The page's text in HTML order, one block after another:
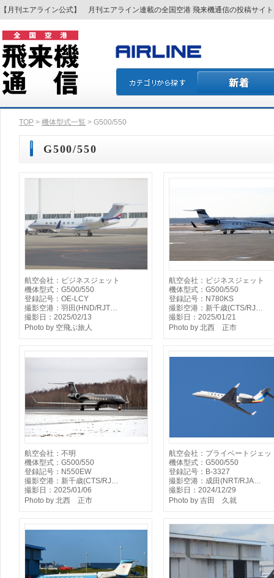
【月刊エアライン公式】 月刊エアライン連載の全国空港 飛来機通信の投稿サイ
TOP > 機体型式一覧 > G500/550
G500/550
航空会社：ビジネスジェット
機体型式：G500/550
登録記号：OE-LCY
撮影空港：羽田(HND/RJT…
撮影日：2025/02/13
Photo by 空飛ぶ旅人
航空会社：ビジネスジェット
機体型式：G500/550
登録記号：N780KS
撮影空港：新千歳(CTS/RJ…
撮影日：2025/01/21
Photo by 北西 正市
航空会社：不明
機体型式：G500/550
登録記号：N550EW
撮影空港：新千歳(CTS/RJ…
撮影日：2025/01/06
Photo by 北西 正市
航空会社：プライベートジェッ
機体型式：G500/550
登録記号：B-3327
撮影空港：成田(NRT/RJA…
撮影日：2024/12/29
Photo by 吉田 久就